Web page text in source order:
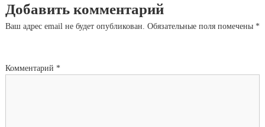
Добавить комментарий
Ваш адрес email не будет опубликован. Обязательные поля помечены *
Комментарий *